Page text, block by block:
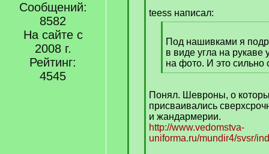
Сообщений:
8582
На сайте с
2008 г.
Рейтинг:
4545
q
teess написал:
q
]
Под нашивками я
в виде угла на
на фото. И это сильно
[
q
]
Понял. Шевроны, о
присваивались
и жандармерии.
http://www.vedomstva-
uniforma.ru/mundir4/svsr/